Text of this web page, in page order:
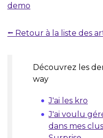
demo
⭠ Retour à la liste des
Découvrez les
way
J'ai les kro
J'ai voulu
dans mes